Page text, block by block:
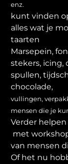
enz.
kunt vinden
alles wat je
taarten
Marsepein,
stekers, icing,
spullen,
chocolade,
vullingen,
mensen die je
Verder
met
van mensen
Of het nu